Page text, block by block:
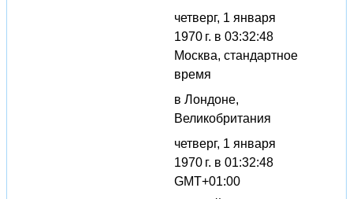
четверг, 1 января
1970 г. в 03:32:48
Москва, стандартное
время
в Лондоне,
Великобритания
четверг, 1 января
1970 г. в 01:32:48
GMT+01:00